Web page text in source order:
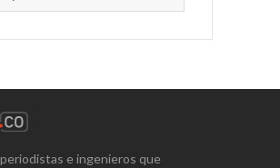
e ingenieros que